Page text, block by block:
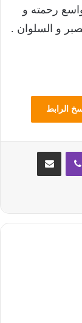
رحمته و
و السلوان .
الرابط
ڤايبر مشاركة عبر البريد